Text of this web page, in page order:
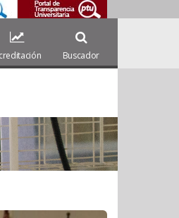
..
Buscador